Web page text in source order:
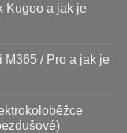
Kugoo a jak je
/ Pro a jak je